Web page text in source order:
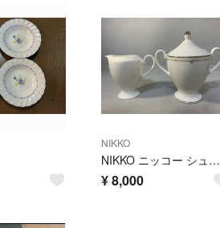
NIKKO
NIKKO ニッコー シュガーポット ミルクピッチャー
¥8,000